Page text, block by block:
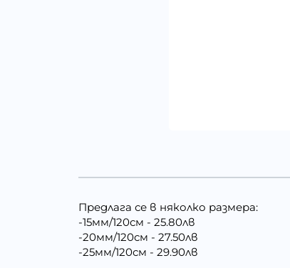
Предлага се в няколко размера:
-15мм/120см - 25.80лв
-20мм/120см - 27.50лв
-25мм/120см - 29.90лв